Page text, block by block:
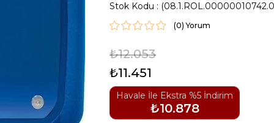
Stok Kodu
(0)
₺12.053
₺11.451
Havale İle Ekstra %5 İndirim
₺10.878